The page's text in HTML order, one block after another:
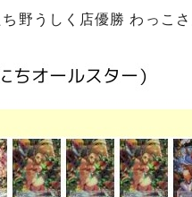
野うしく店優勝 わっこさ